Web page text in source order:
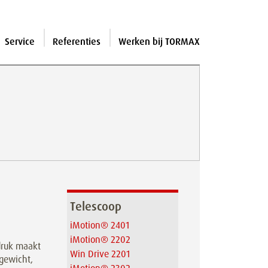
Service Referenties Werken bij TORMAX
maakt
Telescoop
iMotion® 2401
iMotion® 2202
Win Drive 2201